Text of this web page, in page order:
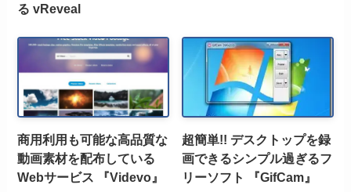
る vReveal
商用利用も可能な高品質な
動画素材を配布している
Webサービス 『Videvo』
超簡単!! デスクトップを録
画できるシンプル過ぎるフ
リーソフト 『GifCam』